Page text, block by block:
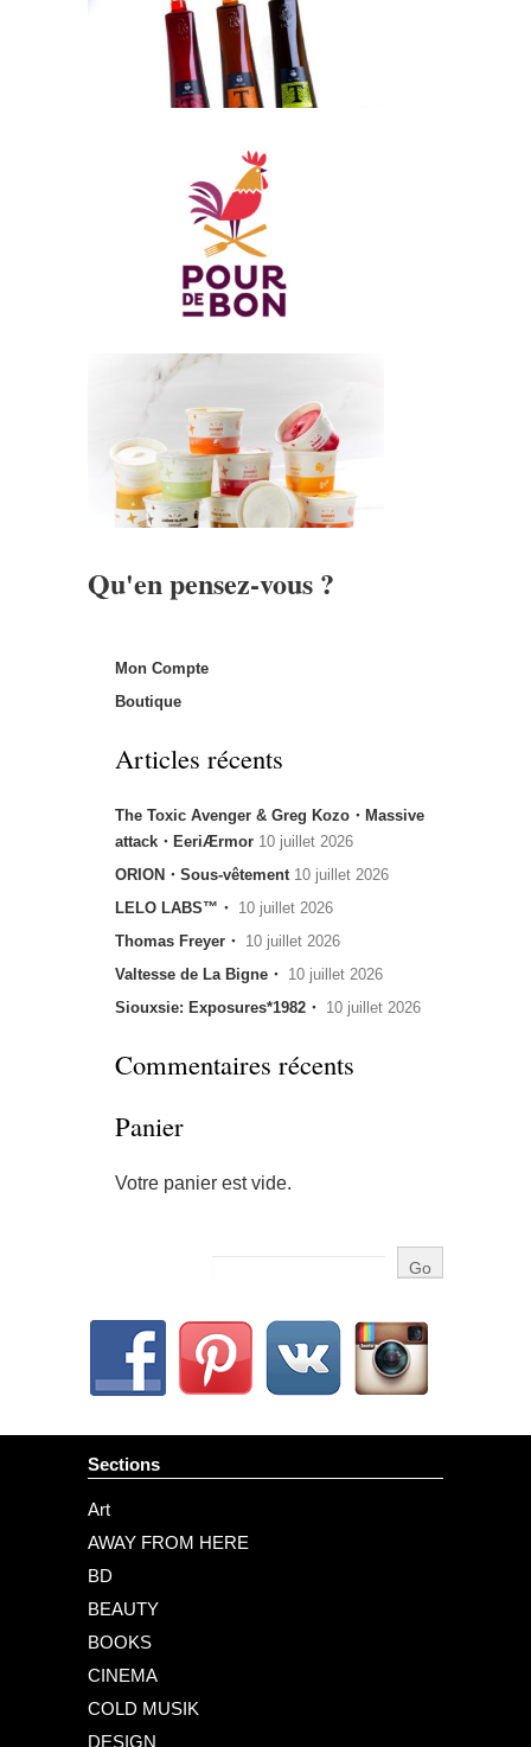
Qu'en pensez-vous ?
Mon Compte
Boutique
Articles récents
The Toxic Avenger & Greg Kozo・Massive
attack・EeriÆrmor 10 juillet 2026
ORION・Sous-vêtement 10 juillet 2026
LELO LABS™・ 10 juillet 2026
Thomas Freyer・ 10 juillet 2026
Valtesse de La Bigne・ 10 juillet 2026
Siouxsie: Exposures*1982・ 10 juillet 2026
Commentaires récents
Panier
Votre panier est vide.
Sections
Art
AWAY FROM HERE
BD
BEAUTY
BOOKS
CINEMA
COLD MUSIK
DESIGN